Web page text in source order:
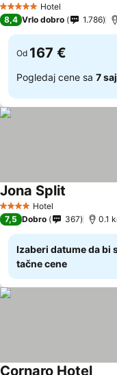
5 ZvezdiceHotel
8,4 Vrlo dobro 1.786
Od 167 €
Pogledaj cene sa 7
4 ZvezdiceHotel
Jona Split
7,5 Dobro 367 0.1
Izaberi datume da bi
tačne cene
Cornaro Hotel